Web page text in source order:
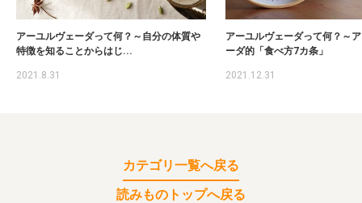
アーユルヴェーダって何？～自分の体質や
特徴を知ることからはじ...
2021.8.31
アーユルヴェーダって何？～
ーダ的「食べ方7カ条」
2021.12.31
カテゴリ一覧へ戻る
読みものトップへ戻る